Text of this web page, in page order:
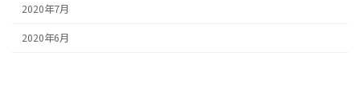
2020年7月
2020年6月